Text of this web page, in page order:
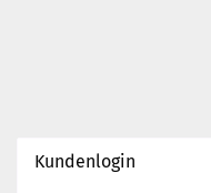
Kundenlogin